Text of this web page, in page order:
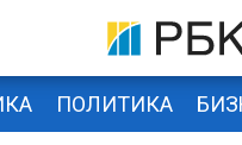
ПОЛИТИКА